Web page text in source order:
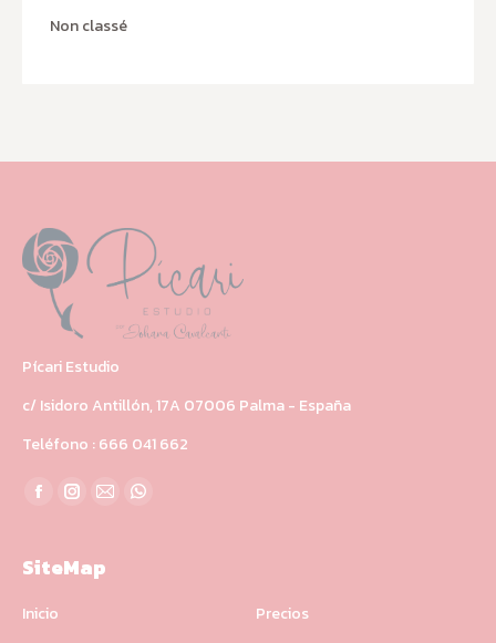
Non classé
Pícari Estudio
c/ Isidoro Antillón, 17A 07006 Palma - España
Teléfono : 666 041 662
Encuéntranos en:
FacebookInstagram
MailWhatsapp
SiteMap
Inicio
Precios